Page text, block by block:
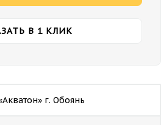
В 1 КЛИК
г. Обоянь